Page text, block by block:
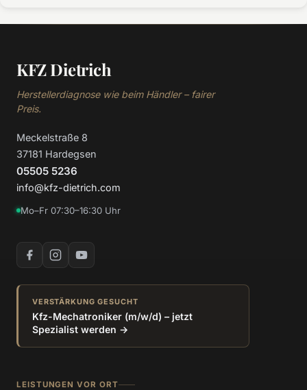
KFZ Dietrich
Herstellerdiagnose wie beim Händler – fairer
Preis.
Meckelstraße 8
37181 Hardegsen
05505 5236
info@kfz-dietrich.com
Mo–Fr 07:30–16:30 Uhr
VERSTÄRKUNG GESUCHT
Kfz-Mechatroniker (m/w/d) – jetzt
Spezialist werden →
LEISTUNGEN VOR ORT